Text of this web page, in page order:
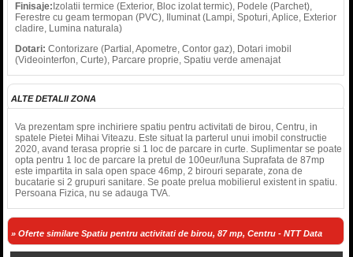
Finisaje: Izolatii termice (Exterior, Bloc izolat termic), Podele (Parchet),
Ferestre cu geam termopan (PVC), Iluminat (Lampi, Spoturi, Aplice, Exterior
cladire, Lumina naturala)
Dotari: Contorizare (Partial, Apometre, Contor gaz), Dotari imobil
(Videointerfon, Curte), Parcare proprie, Spatiu verde amenajat
ALTE DETALII ZONA
Va prezentam spre inchiriere spatiu pentru activitati de birou, Centru, in
spatele Pietei Mihai Viteazu. Este situat la parterul unui imobil constructie
2020, avand terasa proprie si 1 loc de parcare in curte. Suplimentar se poate
opta pentru 1 loc de parcare la pretul de 100eur/luna Suprafata de 87mp
este impartita in sala open space 46mp, 2 birouri separate, zona de
bucatarie si 2 grupuri sanitare. Se poate prelua mobilierul existent in spatiu.
Persoana Fizica, nu se adauga TVA.
» Oferte similare Spatiu pentru activitati de birou, 87 mp, Centru - NTT Data